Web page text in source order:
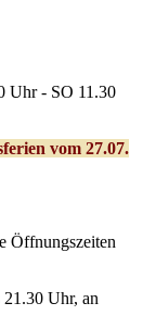
Uhr - SO 11.30
vom 27.07.
Öffnungszeiten
Uhr, an